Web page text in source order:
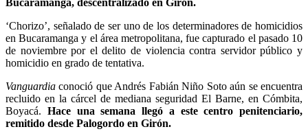
‘Chorizo’, señalado de ser uno de los determinadores de homicidios
en Bucaramanga y el área metropolitana, fue capturado el pasado 10
de noviembre por el delito de violencia contra servidor público y
homicidio en grado de tentativa.
Vanguardia conoció que Andrés Fabián Niño Soto aún se encuentra
recluido en la cárcel de mediana seguridad El Barne, en Cómbita,
Boyacá. Hace una semana llegó a este centro penitenciario,
remitido desde Palogordo en Girón.